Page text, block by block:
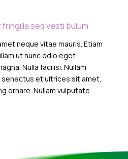
sed vesti bulum
neque vitae mauris. Etiam
ut nunc odio eget
Nulla facilisi. Nullam
et ultrices sit amet,
ornare. Nullam vulputate